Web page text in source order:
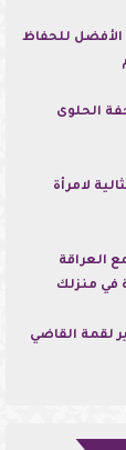
الأفضل للحفاظ
الحلوى
لامرأة
العراقة
في منزلك
لقمة القاضي